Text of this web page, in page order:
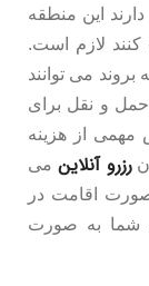
این منطقه
لازم است.
می توانند
و نقل برای
از هزینه
رزرو آنلاین می
صورت اقامت در
شما به صورت